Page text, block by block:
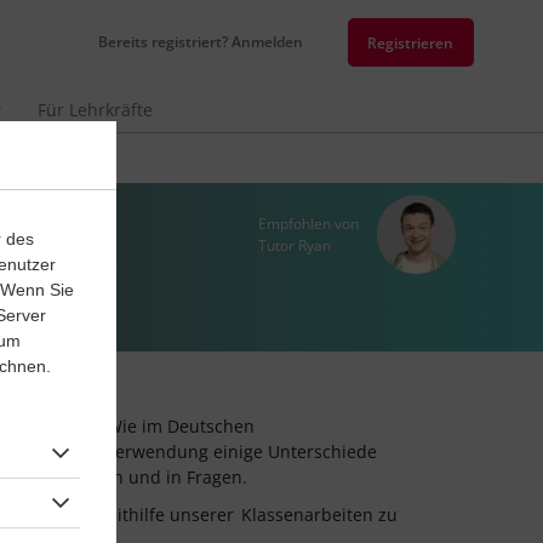
Bereits registriert? Anmelden Registrieren
Für Lehrkräfte
Empfohlen von
Tutor Ryan
Wie im Deutschen
es in der Verwendung einige Unterschiede
und in Fragen.
du dich mithilfe unserer Klassenarbeiten zu
des
Sie